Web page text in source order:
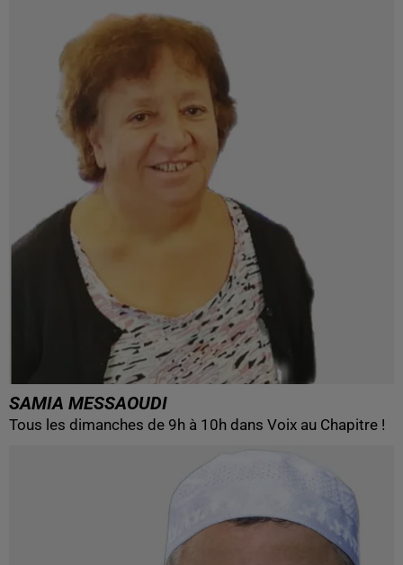
SAMIA MESSAOUDI
Tous les dimanches de 9h à 10h dans Voix au Chapitre !